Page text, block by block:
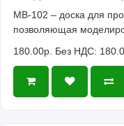
MB-102 – доска для
позволяющая
180.00р. Без НДС: